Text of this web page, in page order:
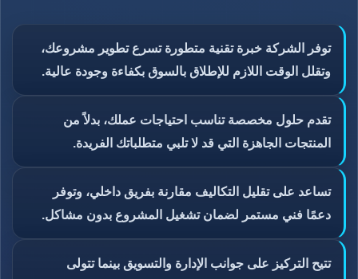
توفر الشركة خبرة تقنية متطورة تسرع تطوير مشروعك،
وتقلل الوقت اللازم للإطلاق بالسوق بكفاءة وجودة عالية.
تقدم حلول مخصصة تناسب احتياجات عملك، بدلاً من
المنتجات الجاهزة التي قد لا تلبي متطلباتك الفريدة.
تساعد على تقليل التكاليف مقارنة بفريق داخلي، وتوفر
دعمًا فني مستمر لضمان تشغيل المشروع بدون مشاكل.
تتيح التركيز على جوانب الإدارة والتسويق بينما تتولى